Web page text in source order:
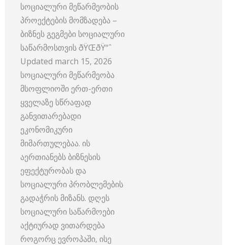
სოციალური მეწარმეობის
პროექტების მომზადება –
ბიზნეს გეგმები სოციალური
საწარმოსთვის ðŸŒðŸ“ˆ
Updated march 15, 2026
სოციალური მეწარმეობა
მსოფლიოში ერთ-ერთი
ყველაზე სწრაფად
განვითარებადი
ეკონომიკური
მიმართულებაა. ის
აერთიანებს ბიზნესის
ეფექტურობას და
სოციალური პრობლემების
გადაჭრის მიზანს. დღეს
სოციალური საწარმოები
აქტიურად ვითარდება
როგორც ევროპაში, ისე